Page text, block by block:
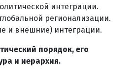
интеграции.
регионализации.
и внешние) интеграции.
порядок, его
и иерархия.